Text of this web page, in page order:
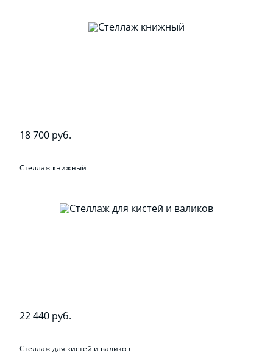
18 700 руб.
Стеллаж книжный
22 440 руб.
Стеллаж для кистей и валиков